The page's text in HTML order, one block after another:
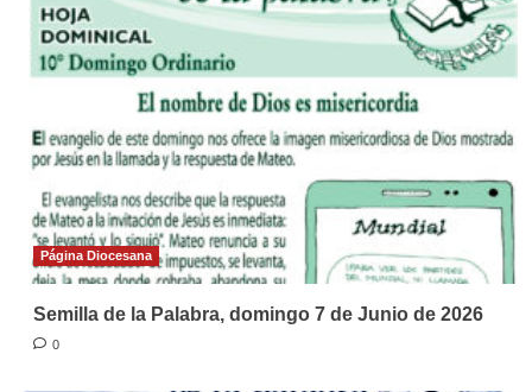
Página Diocesana
Semilla de la Palabra, domingo 7 de Junio de 2026
0